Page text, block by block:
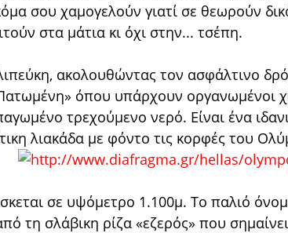
σου χαμογελούν γιατί σε θεωρούν
στα μάτια κι όχι στην... τσέπη.
ακολουθώντας τον ασφάλτινο
όπου υπάρχουν οργανωμένοι
τρεχούμενο νερό. Είναι ένα
λιακάδα με φόντο τις κορφές του
σε υψόμετρο 1.100μ. Το παλιό
τη σλάβικη ρίζα «εζερός» που